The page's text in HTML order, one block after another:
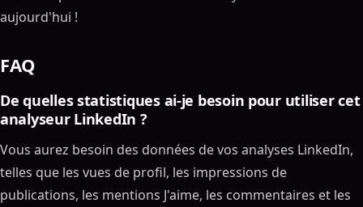
aujourd'hui !
FAQ
De quelles statistiques ai-je besoin pour utiliser cet
analyseur LinkedIn ?
Vous aurez besoin des données de vos analyses LinkedIn,
telles que les vues de profil, les impressions de
publications, les mentions J'aime, les commentaires et les